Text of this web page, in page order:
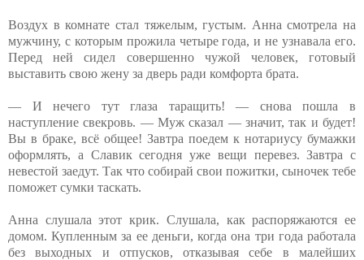
Воздух в комнате стал тяжелым, густым. Анна смотрела на
мужчину, с которым прожила четыре года, и не узнавала его.
Перед ней сидел совершенно чужой человек, готовый
выставить свою жену за дверь ради комфорта брата.
— И нечего тут глаза таращить! — снова пошла в
наступление свекровь. — Муж сказал — значит, так и будет!
Вы в браке, всё общее! Завтра поедем к нотариусу бумажки
оформлять, а Славик сегодня уже вещи перевез. Завтра с
невестой заедут. Так что собирай свои пожитки, сыночек тебе
поможет сумки таскать.
Анна слушала этот крик. Слушала, как распоряжаются ее
домом. Купленным за ее деньги, когда она три года работала
без выходных и отпусков, отказывая себе в малейших